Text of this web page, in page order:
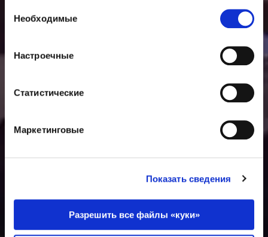
вами их сервисов.
согласия
Необходимые
Настроечные
Статистические
Маркетинговые
Показать сведения
Разрешить все файлы «куки»